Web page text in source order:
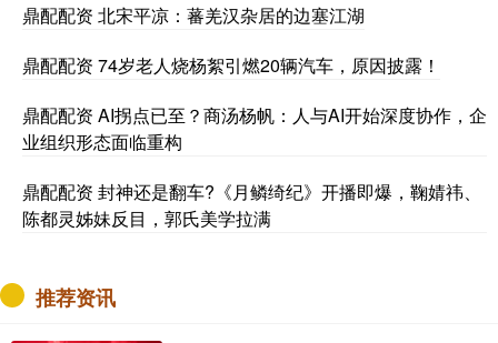
鼎配配资 北宋平凉：蕃羌汉杂居的边塞江湖
鼎配配资 74岁老人烧杨絮引燃20辆汽车，原因披露！
鼎配配资 AI拐点已至？商汤杨帆：人与AI开始深度协作，企
业组织形态面临重构
鼎配配资 封神还是翻车?《月鳞绮纪》开播即爆，鞠婧祎、
陈都灵姊妹反目，郭氏美学拉满
推荐资讯